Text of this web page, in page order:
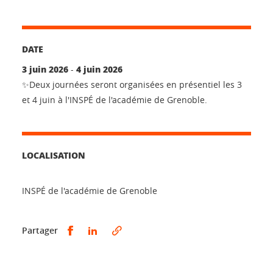
DATE
3 juin 2026 - 4 juin 2026
✨Deux journées seront organisées en présentiel les 3
et 4 juin à l'INSPÉ de l'académie de Grenoble.
LOCALISATION
INSPÉ de l'académie de Grenoble
Partager Partager sur Facebook
Partager sur LinkedIn